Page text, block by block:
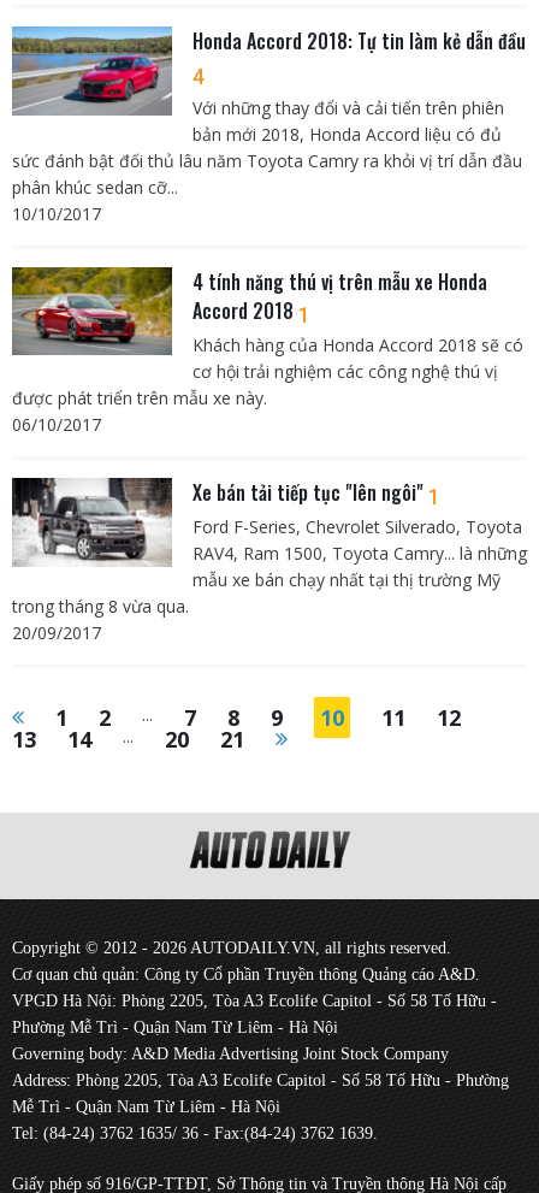
Honda Accord 2018: Tự tin làm kẻ dẫn đầu
4
Với những thay đổi và cải tiến trên phiên
bản mới 2018, Honda Accord liệu có đủ
sức đánh bật đối thủ lâu năm Toyota Camry ra khỏi vị trí dẫn đầu
phân khúc sedan cỡ...
10/10/2017
4 tính năng thú vị trên mẫu xe Honda
Accord 2018 1
Khách hàng của Honda Accord 2018 sẽ có
cơ hội trải nghiệm các công nghệ thú vị
được phát triển trên mẫu xe này.
06/10/2017
Xe bán tải tiếp tục "lên ngôi" 1
Ford F-Series, Chevrolet Silverado, Toyota
RAV4, Ram 1500, Toyota Camry... là những
mẫu xe bán chạy nhất tại thị trường Mỹ
trong tháng 8 vừa qua.
20/09/2017
1 2 ... 7 8 9 10 11 12
13 14 ... 20 21
Copyright © 2012 - 2026 AUTODAILY.VN, all rights reserved.
Cơ quan chủ quản: Công ty Cổ phần Truyền thông Quảng cáo A&D.
VPGD Hà Nội: Phòng 2205, Tòa A3 Ecolife Capitol - Số 58 Tố Hữu -
Phường Mễ Trì - Quận Nam Từ Liêm - Hà Nội
Governing body: A&D Media Advertising Joint Stock Company
Address: Phòng 2205, Tòa A3 Ecolife Capitol - Số 58 Tố Hữu - Phường
Mễ Trì - Quận Nam Từ Liêm - Hà Nội
Tel: (84-24) 3762 1635/ 36 - Fax:(84-24) 3762 1639.
Giấy phép số 916/GP-TTĐT, Sở Thông tin và Truyền thông Hà Nội cấp